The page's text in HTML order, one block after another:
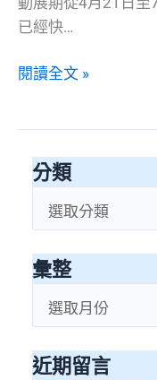
便
當
已經快…
2018
閱讀全文 »
分類
類
彙整
整
近期留言